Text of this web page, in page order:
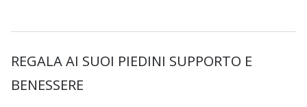
REGALA AI SUOI PIEDINI SUPPORTO E
BENESSERE